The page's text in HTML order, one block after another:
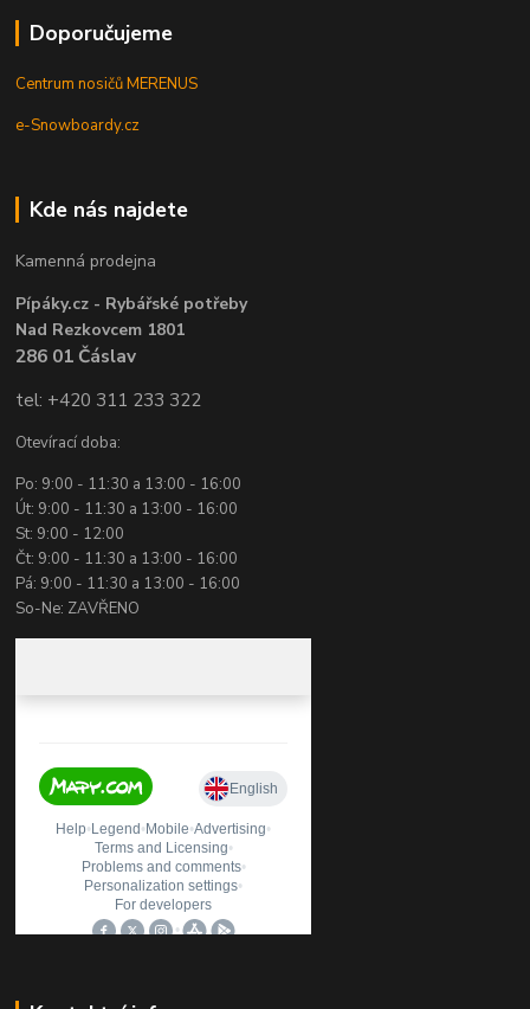
Doporučujeme
Centrum nosičů MERENUS
e-Snowboardy.cz
Kde nás najdete
Kamenná prodejna
Pípáky.cz - Rybářské potřeby
Nad Rezkovcem 1801
286 01 Čáslav
tel: +420 311 233 322
Otevírací doba:
Po: 9:00 - 11:30 a 13:00 - 16:00
Út: 9:00 - 11:30 a 13:00 - 16:00
St: 9:00 - 12:00
Čt: 9:00 - 11:30 a 13:00 - 16:00
Pá: 9:00 - 11:30 a 13:00 - 16:00
So-Ne: ZAVŘENO